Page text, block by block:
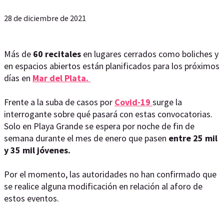
28 de diciembre de 2021
Más de 60 recitales en lugares cerrados como boliches y
en espacios abiertos están planificados para los próximos
días en Mar del Plata.
Frente a la suba de casos por Covid-19 surge la
interrogante sobre qué pasará con estas convocatorias.
Solo en Playa Grande se espera por noche de fin de
semana durante el mes de enero que pasen entre 25 mil
y 35 mil jóvenes.
Por el momento, las autoridades no han confirmado que
se realice alguna modificación en relación al aforo de
estos eventos.